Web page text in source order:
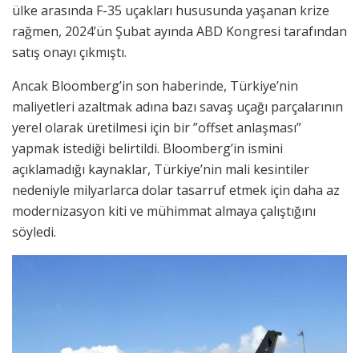
ülke arasında F-35 uçakları hususunda yaşanan krize
rağmen, 2024’ün Şubat ayında ABD Kongresi tarafından
satış onayı çıkmıştı.
Ancak Bloomberg’in son haberinde, Türkiye’nin
maliyetleri azaltmak adına bazı savaş uçağı parçalarının
yerel olarak üretilmesi için bir ”offset anlaşması”
yapmak istediği belirtildi. Bloomberg’in ismini
açıklamadığı kaynaklar, Türkiye’nin mali kesintiler
nedeniyle milyarlarca dolar tasarruf etmek için daha az
modernizasyon kiti ve mühimmat almaya çalıştığını
söyledi.